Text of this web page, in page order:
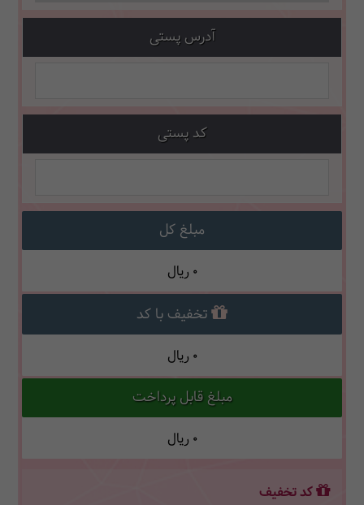
آدرس پستی
کد پستی
مبلغ کل
0 ریال
تخفیف با کد
0 ریال
مبلغ قابل پرداخت
0 ریال
کد تخفیف